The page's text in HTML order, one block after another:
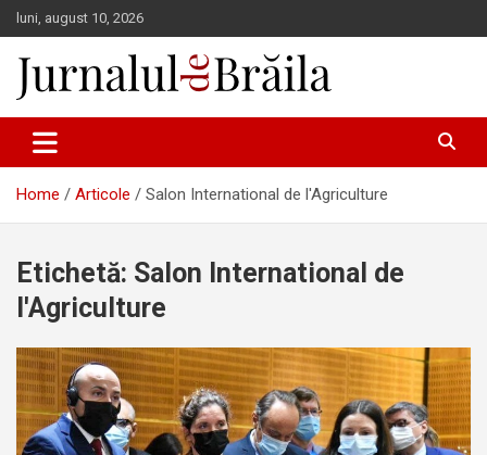
Skip
to
content
luni, august 10, 2026
Jurnalul de Brăila
Home Articole Salon International de l'Agriculture
Etichetă: Salon International de
l'Agriculture